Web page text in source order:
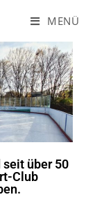
MENÜ
über 50
Club